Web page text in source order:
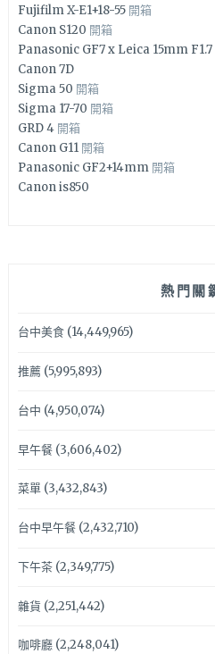
Fujifilm X-E1+18-55 開箱
Canon S120 開箱
Panasonic GF7 x Leica 15mm F1.7
Canon 7D
Sigma 50 開箱
Sigma 17-70 開箱
GRD 4 開箱
Canon G11 開箱
Panasonic GF2+14mm 開箱
Canon is850
熱門關
台中美食(14,449,965)
推薦(5,995,893)
台中 (4,950,074)
早午餐(3,606,402)
菜單(3,432,843)
台中早午餐(2,432,710)
下午茶(2,349,775)
雜貨 (2,251,442)
咖啡廳(2,248,041)